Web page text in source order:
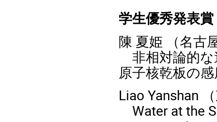
学生優秀発表賞
陳 夏姫 （名古
非相対論的
原子核乾板の
Liao Yanshan
Water at the